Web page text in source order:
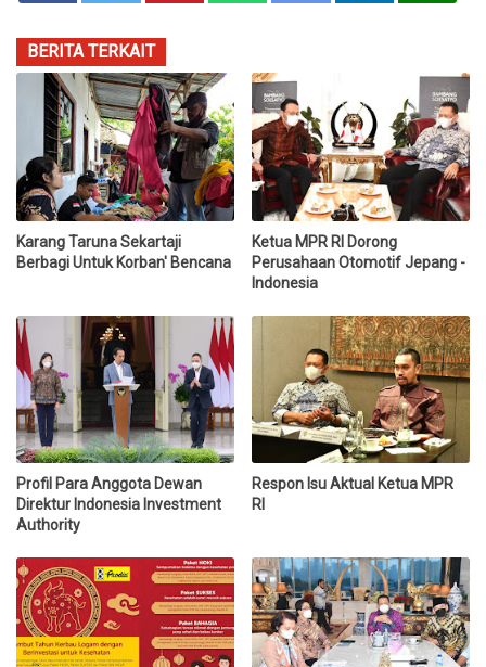
BERITA TERKAIT
Karang Taruna Sekartaji
Berbagi Untuk Korban' Bencana
Ketua MPR RI Dorong
Perusahaan Otomotif Jepang -
Indonesia
Profil Para Anggota Dewan
Direktur Indonesia Investment
Authority
Respon Isu Aktual Ketua MPR
RI